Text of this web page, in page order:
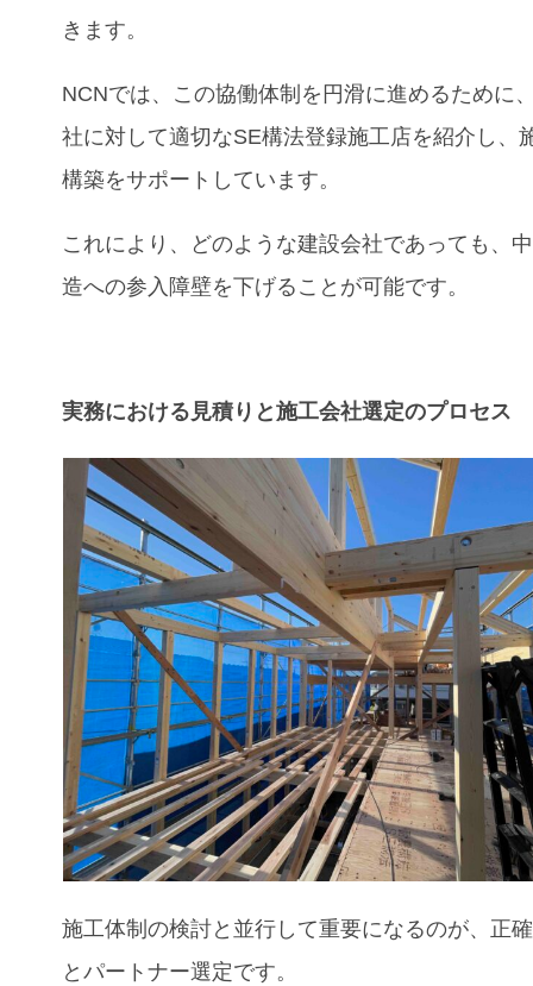
きます。
NCNでは、この協働体制を円滑に進めるために
社に対して適切なSE構法登録施工店を紹介し、
構築をサポートしています。
これにより、どのような建設会社であっても、
造への参入障壁を下げることが可能です。
実務における見積りと施工会社選定のプロセス
施工体制の検討と並行して重要になるのが、正
とパートナー選定です。